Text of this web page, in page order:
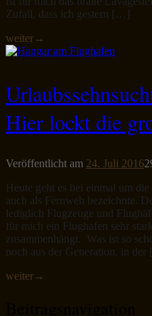
Zufall, dass ich gestern […]
weiter→
Hier lockt die
Veröffentlicht am 24. Juli 2016
Heute geht es bei einmal um
auch als Fernweh bezeichnte.
lediglich Flugzeuge und
für mich ein Flughafen sehr
zusammenhängt. Was ist so
noch aus der Generation, in
weiter→